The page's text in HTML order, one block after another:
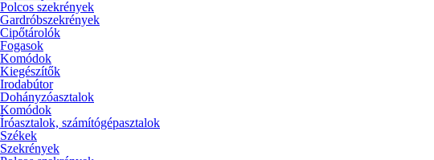
Polcos szekrények
Gardróbszekrények
Cipőtárolók
Fogasok
Komódok
Kiegészítők
Irodabútor
Dohányzóasztalok
Komódok
Íróasztalok, számítógépasztalok
Székek
Szekrények